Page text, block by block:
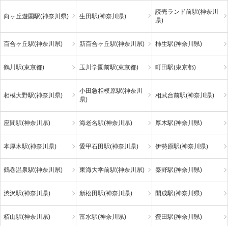
向ヶ丘遊園駅(神奈川県) 生田駅(神奈川県)
読売ランド前駅(神奈川
県)
百合ヶ丘駅(神奈川県) 新百合ヶ丘駅(神奈川県) 柿生駅(神奈川県)
鶴川駅(東京都) 玉川学園前駅(東京都) 町田駅(東京都)
相模大野駅(神奈川県)
小田急相模原駅(神奈川
県)
相武台前駅(神奈川県)
座間駅(神奈川県) 海老名駅(神奈川県) 厚木駅(神奈川県)
本厚木駅(神奈川県) 愛甲石田駅(神奈川県) 伊勢原駅(神奈川県)
鶴巻温泉駅(神奈川県) 東海大学前駅(神奈川県) 秦野駅(神奈川県)
渋沢駅(神奈川県) 新松田駅(神奈川県) 開成駅(神奈川県)
栢山駅(神奈川県) 富水駅(神奈川県) 螢田駅(神奈川県)